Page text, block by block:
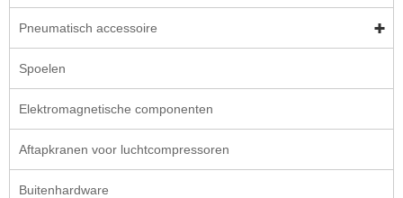
Pneumatisch accessoire
Spoelen
Elektromagnetische componenten
Aftapkranen voor luchtcompressoren
Buitenhardware